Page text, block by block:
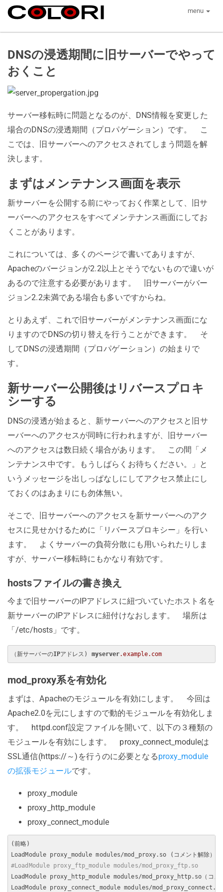
menu
DNSの浸透期間に旧サーバーでやって
おくこと
サーバー移転時に問題となるのが、DNS情報を変更した
場合のDNSの浸透期間（プロパゲーション）です。 こ
こでは、旧サーバーへのアクセスされてしまう問題を解
決します。
まずはメンテナンス画面を表示
新サーバーを公開する前にやっておく作業として、旧サ
ーバーへのアクセスをすべてメンテナンス画面にしてお
くことがあります。
これについては、多くのページで書いてありますが、
Apacheのバージョンが2.2以上とそうでないもので違いが
あるので注意する必要があります。 旧サーバーがバー
ジョン2.2未満である場合も多いですからね。
とりあえず、これで旧サーバーがメンテナンス画面にな
りますのでDNSの切り替えを行うことができます。 そ
してDNSの浸透期間（プロパゲーション）の始まりで
す。
新サーバー公開後はリバースプロキ
シーする
DNSの浸透が始まると、新サーバーへのアクセスと旧サ
ーバーへのアクセスが同時に行われますが、旧サーバー
へのアクセスは数日続く場合があります。 この間「メ
ンテナンス中です。もうしばらくお待ちください。」と
いうメッセージを出しっぱなしにしてアクセス禁止にし
ておくのはあまりにも勿体無い。
そこで、旧サーバーへのアクセスを新サーバーへのアク
セスに見せかけるために「リバースプロキシー」を行い
ます。 よくサーバーの負荷分散にも用いられたりしま
すが、サーバー移転時にもかなり有効です。
hostsファイルの書き換え
今まで旧サーバーのIPアドレスに紐づいていたホスト名を
新サーバーのIPアドレスに紐付けなおします。 場所は
「/etc/hosts」です。
（新サーバーのIPアドレス) myserver.example.com
mod_proxy系を有効化
まずは、Apacheのモジュールを有効にします。 今回は
Apache2.0を元にしますので動的モジュールを有効化しま
す。 httpd.conf設定ファイルを開いて、以下の３種類の
モジュールを有効にします。 proxy_connect_moduleは
SSL通信(https://～)を行うのに必要となるproxy_module
の拡張モジュールです。
proxy_module
proxy_http_module
proxy_connect_module
(前略)
#LoadModule proxy_ftp_module modules/mod_proxy_ftp.so
LoadModule proxy_http_module modules/mod_proxy_http.so（コメ
LoadModule proxy_connect_module modules/mod_proxy_connect.so